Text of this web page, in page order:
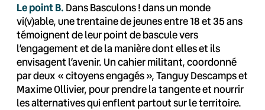
Le point B. Dans Basculons ! dans un monde
vi(v)able, une trentaine de jeunes entre 18 et 35 ans
témoignent de leur point de bascule vers
l’engagement et de la manière dont elles et ils
envisagent l’avenir. Un cahier militant, coordonné
par deux « citoyens engagés », Tanguy Descamps et
Maxime Ollivier, pour prendre la tangente et nourrir
les alternatives qui enflent partout sur le territoire.